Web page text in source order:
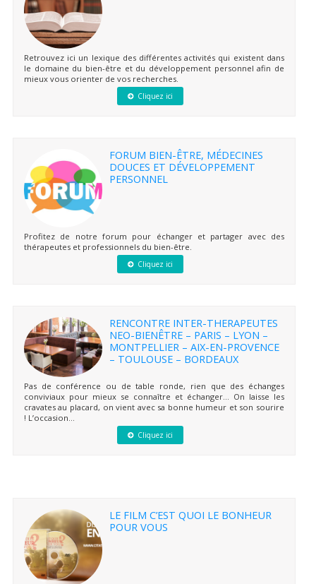
Retrouvez ici un lexique des différentes activités qui existent dans
le domaine du bien-être et du développement personnel afin de
mieux vous orienter de vos recherches.
Cliquez ici
FORUM BIEN-ÊTRE, MÉDECINES
DOUCES ET DÉVELOPPEMENT
PERSONNEL
Profitez de notre forum pour échanger et partager avec des
thérapeutes et professionnels du bien-être.
Cliquez ici
RENCONTRE INTER-THERAPEUTES
NEO-BIENÊTRE – PARIS – LYON –
MONTPELLIER – AIX-EN-PROVENCE
– TOULOUSE – BORDEAUX
Pas de conférence ou de table ronde, rien que des échanges
conviviaux pour mieux se connaître et échanger… On laisse les
cravates au placard, on vient avec sa bonne humeur et son sourire
! L’occasion...
Cliquez ici
LE FILM C’EST QUOI LE BONHEUR
POUR VOUS